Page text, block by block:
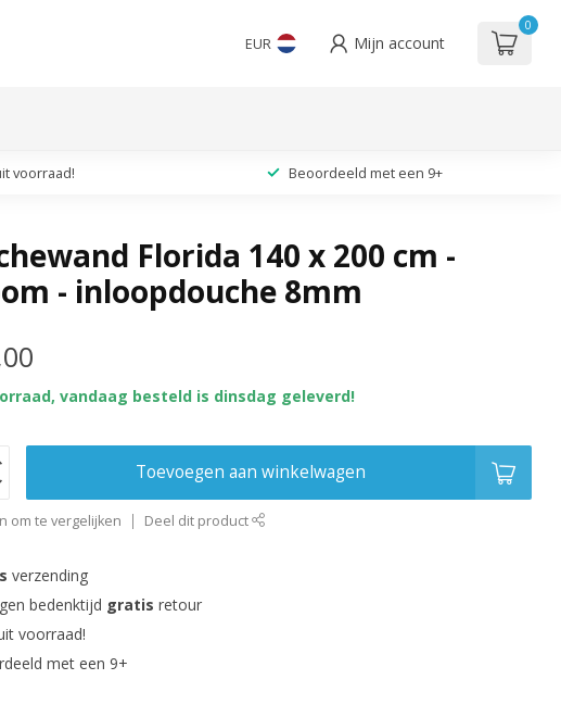
EUR Mijn account
0
voorraad! Beoordeeld met een 9+
Florida 140 x 200 cm -
- inloopdouche 8mm
vandaag besteld is dinsdag geleverd!
Toevoegen aan winkelwagen
om te vergelijken Deel dit product
verzending
bedenktijd gratis retour
voorraad!
met een 9+